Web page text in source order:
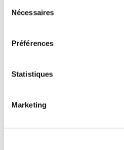
Nécessaires
Préférences
Statistiques
Marketing